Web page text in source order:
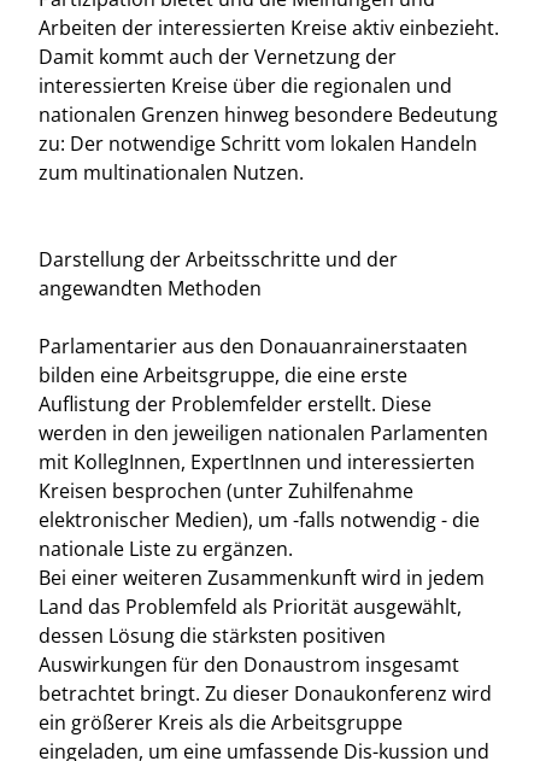
Arbeiten der interessierten Kreise aktiv einbezieht.
Damit kommt auch der Vernetzung der
interessierten Kreise über die regionalen und
nationalen Grenzen hinweg besondere Bedeutung
zu: Der notwendige Schritt vom lokalen Handeln
zum multinationalen Nutzen.
Darstellung der Arbeitsschritte und der
angewandten Methoden
Parlamentarier aus den Donauanrainerstaaten
bilden eine Arbeitsgruppe, die eine erste
Auflistung der Problemfelder erstellt. Diese
werden in den jeweiligen nationalen Parlamenten
mit KollegInnen, ExpertInnen und interessierten
Kreisen besprochen (unter Zuhilfenahme
elektronischer Medien), um -falls notwendig - die
nationale Liste zu ergänzen.
Bei einer weiteren Zusammenkunft wird in jedem
Land das Problemfeld als Priorität ausgewählt,
dessen Lösung die stärksten positiven
Auswirkungen für den Donaustrom insgesamt
betrachtet bringt. Zu dieser Donaukonferenz wird
ein größerer Kreis als die Arbeitsgruppe
eingeladen, um eine umfassende Dis-kussion und